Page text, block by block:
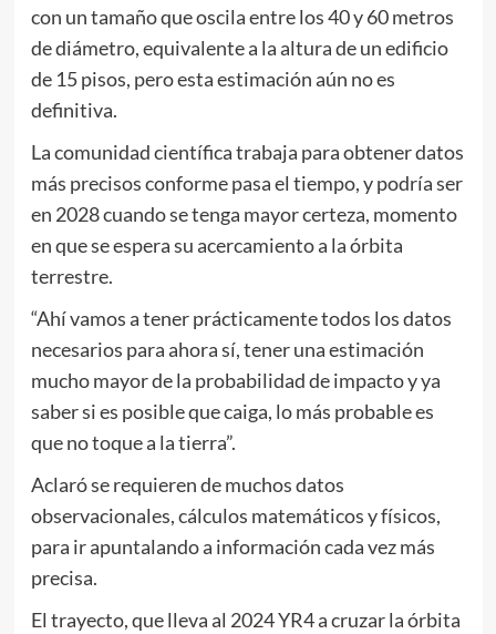
con un tamaño que oscila entre los 40 y 60 metros
de diámetro, equivalente a la altura de un edificio
de 15 pisos, pero esta estimación aún no es
definitiva.
La comunidad científica trabaja para obtener datos
más precisos conforme pasa el tiempo, y podría ser
en 2028 cuando se tenga mayor certeza, momento
en que se espera su acercamiento a la órbita
terrestre.
“Ahí vamos a tener prácticamente todos los datos
necesarios para ahora sí, tener una estimación
mucho mayor de la probabilidad de impacto y ya
saber si es posible que caiga, lo más probable es
que no toque a la tierra”.
Aclaró se requieren de muchos datos
observacionales, cálculos matemáticos y físicos,
para ir apuntalando a información cada vez más
precisa.
El trayecto, que lleva al 2024 YR4 a cruzar la órbita